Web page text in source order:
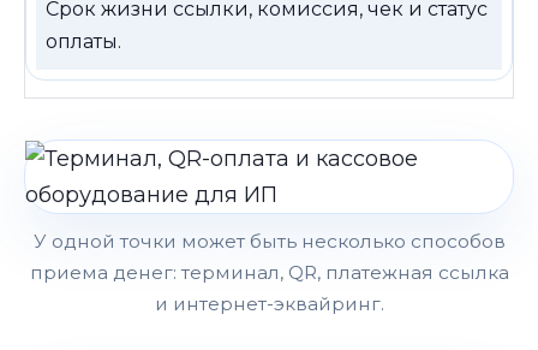
Срок жизни ссылки, комиссия, чек и статус
оплаты.
У одной точки может быть несколько способов
приема денег: терминал, QR, платежная ссылка
и интернет-эквайринг.